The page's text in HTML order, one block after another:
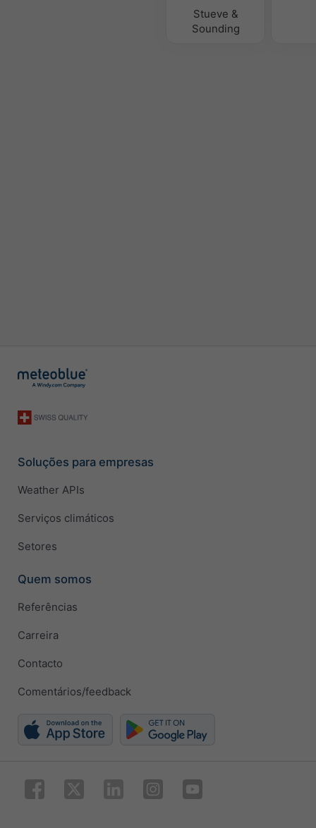
Stueve &
Sounding
Soluções para empresas
Weather APIs
Serviços climáticos
Setores
Quem somos
Referências
Carreira
Contacto
Comentários/feedback